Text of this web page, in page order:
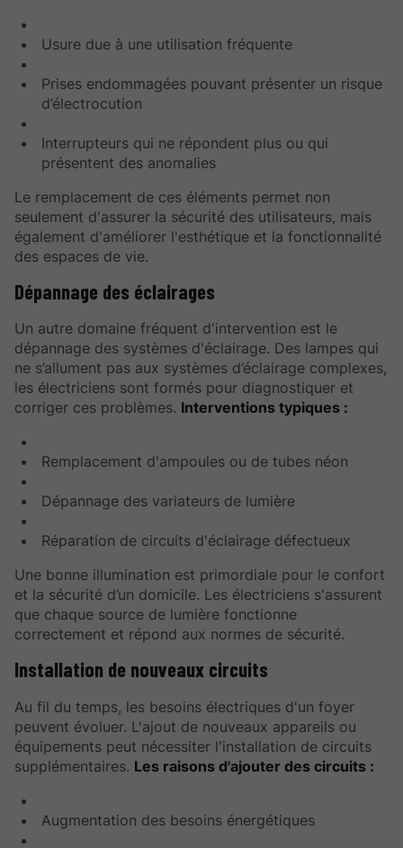
Usure due à une utilisation fréquente
Prises endommagées pouvant présenter un risque
d’électrocution
Interrupteurs qui ne répondent plus ou qui
présentent des anomalies
Le remplacement de ces éléments permet non
seulement d'assurer la sécurité des utilisateurs, mais
également d'améliorer l'esthétique et la fonctionnalité
des espaces de vie.
Dépannage des éclairages
Un autre domaine fréquent d'intervention est le
dépannage des systèmes d'éclairage. Des lampes qui
ne s’allument pas aux systèmes d’éclairage complexes,
les électriciens sont formés pour diagnostiquer et
corriger ces problèmes. Interventions typiques :
Remplacement d'ampoules ou de tubes néon
Dépannage des variateurs de lumière
Réparation de circuits d'éclairage défectueux
Une bonne illumination est primordiale pour le confort
et la sécurité d’un domicile. Les électriciens s'assurent
que chaque source de lumière fonctionne
correctement et répond aux normes de sécurité.
Installation de nouveaux circuits
Au fil du temps, les besoins électriques d'un foyer
peuvent évoluer. L'ajout de nouveaux appareils ou
équipements peut nécessiter l'installation de circuits
supplémentaires. Les raisons d'ajouter des circuits :
Augmentation des besoins énergétiques